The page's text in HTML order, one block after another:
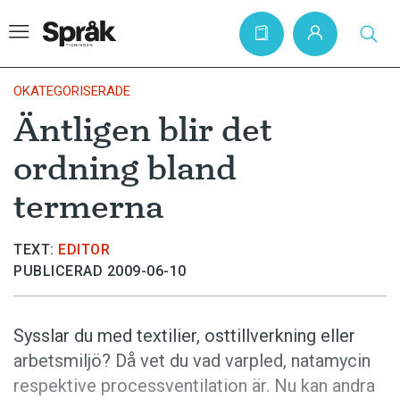
Hem
Artiklar
Krönikor
Språkfrågor
Skrivtips
Kviss
Podden
OKATEGORISERADE
Äntligen blir det
ordning bland
termerna
TEXT: EDITOR
PUBLICERAD 2009-06-10
Sysslar du med textilier, osttillverkning eller
arbetsmiljö? Då vet du vad varpled, natamycin
respektive processventilation är. Nu kan andra